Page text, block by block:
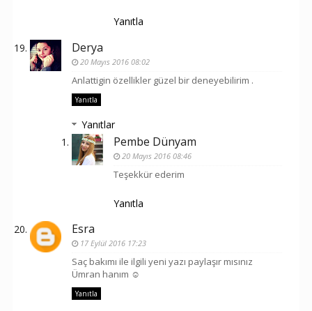
Yanıtla
Derya
20 Mayıs 2016 08:02
Anlattigin özellikler güzel bir deneyebilirim .
Yanıtla
Yanıtlar
Pembe Dünyam
20 Mayıs 2016 08:46
Teşekkür ederim
Yanıtla
Esra
17 Eylül 2016 17:23
Saç bakımı ile ilgili yeni yazı paylaşır mısınız
Ümran hanım ☺
Yanıtla